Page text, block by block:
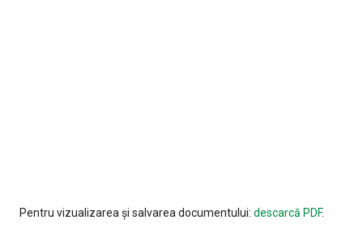
Pentru vizualizarea și salvarea documentului: descarcă PDF.